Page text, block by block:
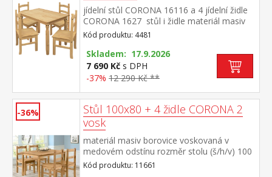
jídelní stůl CORONA 16116 a 4 jídelní židle
CORONA 1627 stůl i židle materiál masiv
borovice voskovaná v medovém
odstínu rozměr stolu (š/h/v) 118 × 79 × 75
cm rozměr židle (š/h/v) 42 × 47 × 100
cm součást sestavy Corona 2
Kód produktu: 4481
Skladem: 17.9.2026
7 690 Kč s DPH
-37% 12 290 Kč **
-36%
Stůl 100x80 + 4 židle CORONA 2
vosk
materiál masiv borovice voskovaná v
medovém odstínu rozměr stolu (š/h/v) 100
× 80 × 75 cm součást sestavy Corona 2
Kód produktu: 11661